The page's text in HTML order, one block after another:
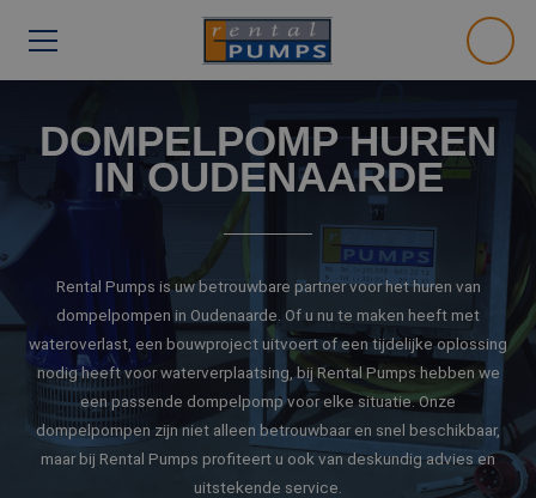
DOMPELPOMP HUREN
IN OUDENAARDE
Rental Pumps is uw betrouwbare partner voor het huren van
dompelpompen in Oudenaarde. Of u nu te maken heeft met
wateroverlast, een bouwproject uitvoert of een tijdelijke oplossing
nodig heeft voor waterverplaatsing, bij Rental Pumps hebben we
een passende dompelpomp voor elke situatie. Onze
dompelpompen zijn niet alleen betrouwbaar en snel beschikbaar,
maar bij Rental Pumps profiteert u ook van deskundig advies en
uitstekende service.